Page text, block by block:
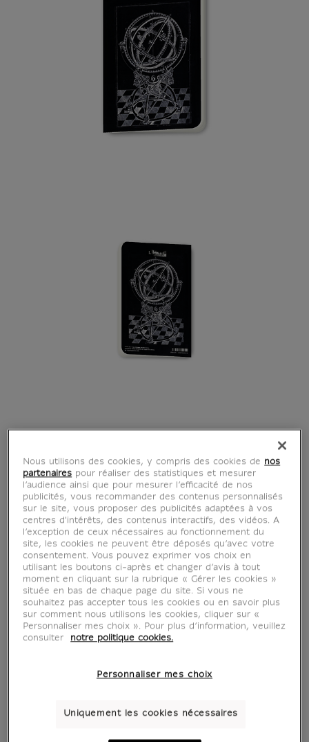
Nous utilisons des cookies, y compris des cookies de nos
partenaires pour réaliser des statistiques et mesurer
l’audience ainsi que pour mesurer l’efficacité de nos
publicités, vous recommander des contenus personnalisés
sur le site, vous proposer des publicités adaptées à vos
centres d'intérêts, des contenus interactifs, des vidéos. A
l’exception de ceux nécessaires au fonctionnement du
site, les cookies ne peuvent être déposés qu’avec votre
consentement. Vous pouvez exprimer vos choix en
utilisant les boutons ci-après et changer d’avis à tout
moment en cliquant sur la rubrique « Gérer les cookies »
située en bas de chaque page du site. Si vous ne
souhaitez pas accepter tous les cookies ou en savoir plus
sur comment nous utilisons les cookies, cliquer sur «
Personnaliser mes choix ». Pour plus d’information, veuillez
consulter
notre politique cookies.
Personnaliser mes choix
Uniquement les cookies nécessaires